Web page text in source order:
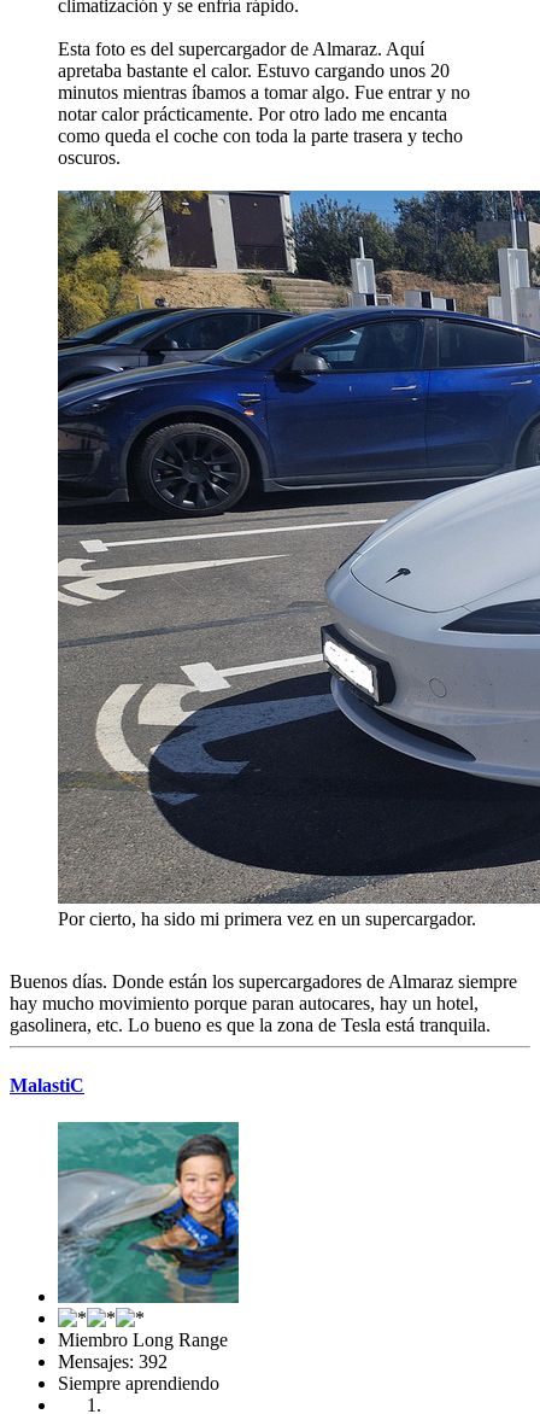
climatización y se enfría rápido.
Esta foto es del supercargador de Almaraz. Aquí
apretaba bastante el calor. Estuvo cargando unos 20
minutos mientras íbamos a tomar algo. Fue entrar y no
notar calor prácticamente. Por otro lado me encanta
como queda el coche con toda la parte trasera y techo
oscuros.
Por cierto, ha sido mi primera vez en un supercargador.
Buenos días. Donde están los supercargadores de Almaraz siempre
hay mucho movimiento porque paran autocares, hay un hotel,
gasolinera, etc. Lo bueno es que la zona de Tesla está tranquila.
MalastiC
Miembro Long Range
Mensajes: 392
Siempre aprendiendo